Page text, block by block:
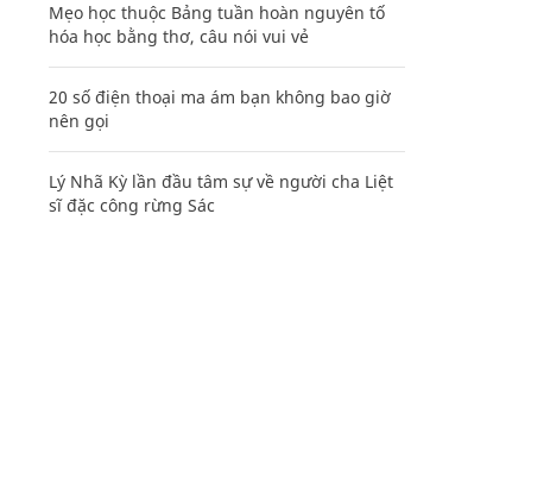
Mẹo học thuộc Bảng tuần hoàn nguyên tố
hóa học bằng thơ, câu nói vui vẻ
20 số điện thoại ma ám bạn không bao giờ
nên gọi
Lý Nhã Kỳ lần đầu tâm sự về người cha Liệt
sĩ đặc công rừng Sác